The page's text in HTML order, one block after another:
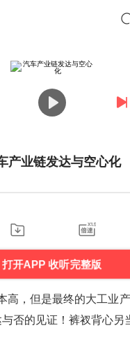
产业链发达与空心化
打开APP 收听完整版
高，但是最终的大工业
否的见证！裤衩背心另